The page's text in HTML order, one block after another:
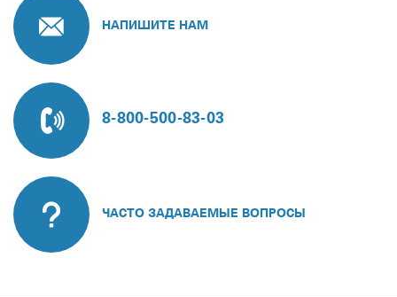
НАПИШИТЕ НАМ
8-800-500-83-03
ЧАСТО ЗАДАВАЕМЫЕ ВОПРОСЫ